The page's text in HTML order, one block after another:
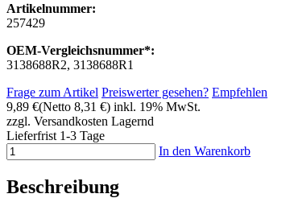
Artikelnummer:
257429
OEM-Vergleichsnummer*:
3138688R2, 3138688R1
Frage zum Artikel Preiswerter gesehen? Empfehlen
9,89 €(Netto 8,31 €) inkl. 19% MwSt.
zzgl. Versandkosten Lagernd
Lieferfrist 1-3 Tage
In den Warenkorb
Beschreibung